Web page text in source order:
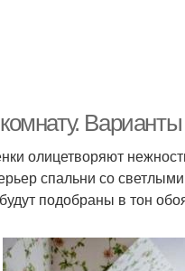
олицетворяют
спальни со
подобраны в тон